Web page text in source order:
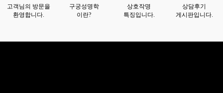
고객님의 방문을
환영합니다.
구궁성명학
이란?
상호작명
특징입니다.
상담후기
게시판입니다.